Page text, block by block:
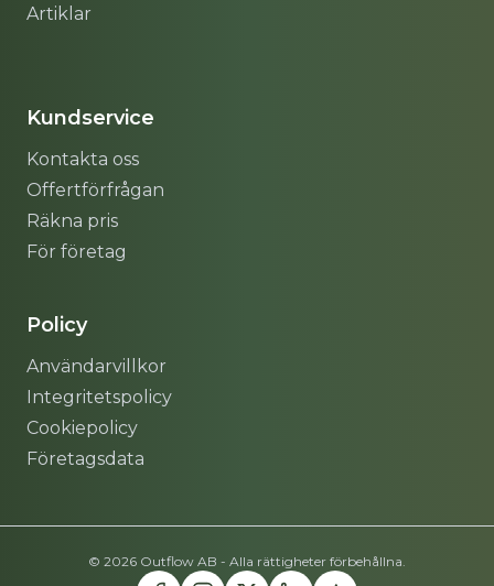
Artiklar
Kundservice
Kontakta oss
Offertförfrågan
Räkna pris
För företag
Policy
Användarvillkor
Integritetspolicy
Cookiepolicy
Företagsdata
© 2026 Outflow AB - Alla rättigheter förbehållna.